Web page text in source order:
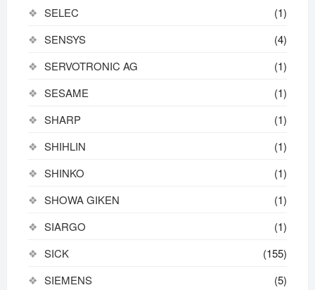
SELEC
(1)
SENSYS
(4)
SERVOTRONIC AG
(1)
SESAME
(1)
SHARP
(1)
SHIHLIN
(1)
SHINKO
(1)
SHOWA GIKEN
(1)
SIARGO
(1)
SICK
(155)
SIEMENS
(5)